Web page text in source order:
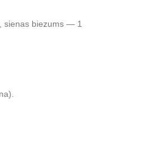
sienas biezums — 1